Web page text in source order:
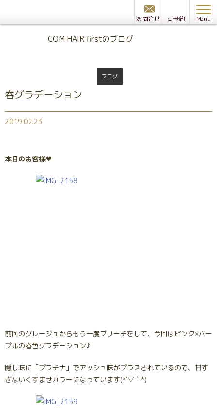
お問合せ ご予約 Menu
COM HAIR firstのブログ
ブログ
春グラデーション
2019.02.23
本日のお客様♥
前回のグレージュからもう一度ブリーチをして、今回はピンク×パー
プルの春色グラデーション♪
隠し味に「プラチナ」でアッシュ味がプラスされているので、甘す
ぎないくすませカラーになっています(*´▽｀*)